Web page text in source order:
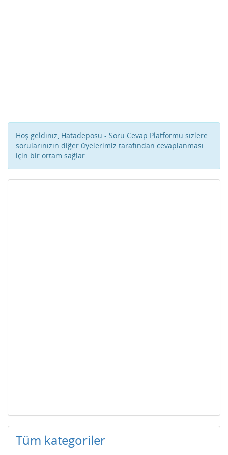
Hoş geldiniz, Hatadeposu - Soru Cevap Platformu sizlere
sorularınızın diğer üyelerimiz tarafından cevaplanması
için bir ortam sağlar.
Tüm kategoriler